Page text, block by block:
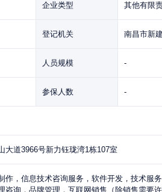
企业类型 其他有限
登记机关 南昌市新
人员规模 -
参保人数 -
大道3966号新力钰珑湾1栋107室
作，信息技术咨询服务，软件开发，技术服
咨询，品牌管理，互联网销售（除销售需要